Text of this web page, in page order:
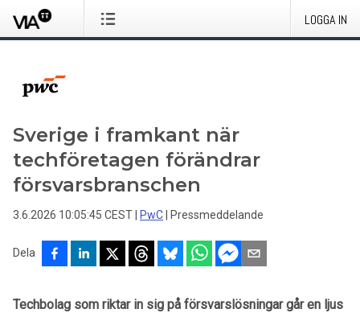
LOGGA IN
Sverige i framkant när
techföretagen förändrar
försvarsbranschen
3.6.2026 10:05:45 CEST PwC Pressmeddelande
Dela
Techbolag som riktar in sig på försvarslösningar går en ljus